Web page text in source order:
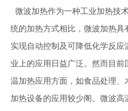
微波加热作为一种工业加热技
统的加热方式相比，微波加热
实现自动控制及可降低化学反
业上的应用日益广泛。然而目
温加热应用方面，如食品处理
加热设备的应用较少阁。微波